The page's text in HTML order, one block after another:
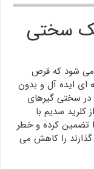
سختی
شود که قرص
ایده آل و بدون
در سختی گیرهای
سدیم با
تضمین کرده و خطر
گذارند را کاهش می